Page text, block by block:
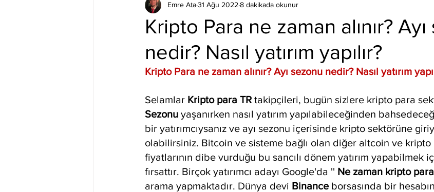
Binance Taraftar Token Bitcoin Bitcoin Sv
Bittorent Coin Chiliz Compound Dai Dash Cosmos
Kripto Para ne zaman alınır?
nedir? Nasıl yatırım yapılır?
Emre Ata31 Ağu 2022 8 dakikada okunur
Kripto Para ne zaman alınır? Ayı sezonu nedir? Nasıl yatırım
Selamlar Kripto para TR takipçileri, bugün sizlere kripto para
Sezonu yaşanırken nasıl yatırım yapılabileceğinden
bir yatırımcıysanız ve ayı sezonu içerisinde kripto sektörüne
olabilirsiniz. Bitcoin ve sisteme bağlı olan diğer altcoin ve kripto
fiyatlarının dibe vurduğu bu sancılı dönem yatırım yapabilmek
fırsattır. Birçok yatırımcı adayı Google'da '' Ne zaman kripto para
arama yapmaktadır. Dünya devi Binance borsasında bir